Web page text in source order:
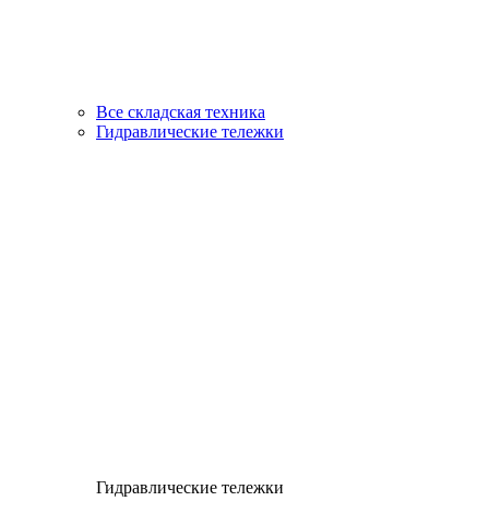
Все складская техника
Гидравлические тележки
Гидравлические тележки